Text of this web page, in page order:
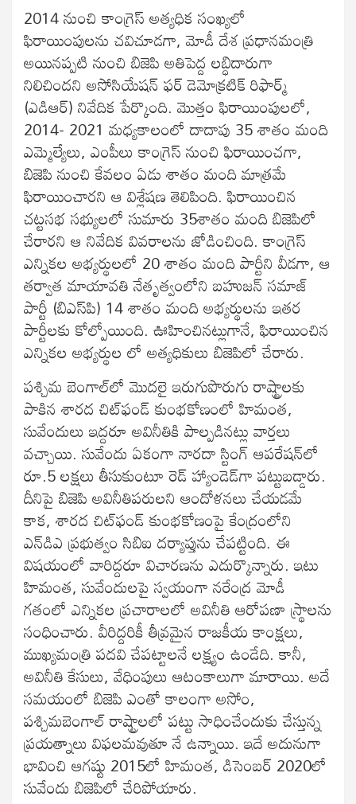
2014 నుంచి కాంగ్రెస్ అత్యధిక సంఖ్యలో
ఫిరాయింపులను చవిచూడగా, మోడీ దేశ ప్రధానమంత్రి
అయినప్పటి నుంచి బిజెపి అతిపెద్ద లబ్ధిదారుగా
నిలిచిందని అసోసియేషన్ ఫర్ డెమోక్రటిక్ రిఫార్మ్
(ఎడిఆర్) నివేదిక పేర్కొంది. మొత్తం ఫిరాయింపులలో,
2014- 2021 మధ్యకాలంలో దాదాపు 35 శాతం మంది
ఎమ్మెల్యేలు, ఎంపీలు కాంగ్రెస్ నుంచి ఫిరాయించగా,
బిజెపి నుంచి కేవలం ఏడు శాతం మంది మాత్రమే
ఫిరాయించారని ఆ విశ్లేషణ తెలిపింది. ఫిరాయించిన
చట్టసభ సభ్యులలో సుమారు 35శాతం మంది బిజెపిలో
చేరారని ఆ నివేదిక వివ‌రాల‌ను జోడించింది. కాంగ్రెస్
ఎన్నికల అభ్యర్థులలో 20 శాతం మంది పార్టీని వీడగా, ఆ
తర్వాత మాయావతి నేతృత్వంలోని బహుజన్ సమాజ్
పార్టీ (బిఎస్‌పి) 14 శాతం మంది అభ్యర్థులను ఇతర
పార్టీలకు కోల్పోయింది. ఊహించినట్లుగానే, ఫిరాయించిన
ఎన్నికల అభ్యర్థుల లో అత్యధికులు బిజెపిలో చేరారు.
పశ్చిమ బెంగాల్‌లో మొదలై ఇరుగుపొరుగు రాష్ట్రాలకు
పాకిన శారద చిట్‌ఫండ్ కుంభకోణంలో హిమంత,
సువేందులు ఇద్దరూ అవినీతికి పాల్పడినట్లు వార్తలు
వ‌చ్చాయి. సువేందు ఏకంగా నారదా స్టింగ్ ఆపరేషన్‌లో
రూ.5 లక్షలు తీసుకుంటూ రెడ్ హ్యాండెడ్‌గా పట్టుబడ్డారు.
దీనిపై బిజెపి అవినీతిపరులని ఆందోళనలు చేయడమే
కాక, శారద చిట్‌ఫండ్ కుంభకోణంపై కేంద్రంలోని
ఎన్‌డిఎ ప్రభుత్వం సిబిఐ దర్యాప్తును చేపట్టింది. ఈ
విషయంలో వారిద్దరూ విచారణను ఎదుర్కొన్నారు. ఇటు
హిమంత, సువేందులపై స్వయంగా నరేంద్ర మోడీ
గతంలో ఎన్నికల ప్రచారాలలో అవినీతి ఆరోపణా స్థ్రాలను
సంధించారు. వీరిద్దరికీ తీవ్రమైన రాజకీయ కాంక్షలు,
ముఖ్యమంత్రి పదవి చేపట్టాలనే లక్ష్యం ఉండేది. కానీ,
అవినీతి కేసులు, వేధింపులు ఆటంకాలుగా మారాయి. అదే
సమయంలో బిజెపి ఎంతో కాలంగా అసోం,
పశ్చిమబెంగాల్ రాష్ట్రాలలో పట్టు సాధించేందుకు చేస్తున్న
ప్రయత్నాలు విఫలమవుతూ నే ఉన్నాయి. ఇదే అదునుగా
భావించి ఆగష్టు 2015లో హిమంత, డిసెంబర్ 2020లో
సువేందు బిజెపిలో చేరిపోయారు.